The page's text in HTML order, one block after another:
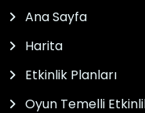
Ana Sayfa
Harita
Etkinlik Planları
Oyun Temelli